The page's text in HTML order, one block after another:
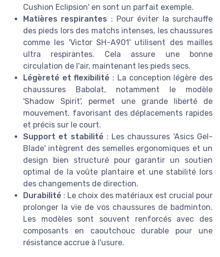
Cushion Eclipsion' en sont un parfait exemple.
Matières respirantes : Pour éviter la surchauffe
des pieds lors des matchs intenses, les chaussures
comme les 'Victor SH-A901' utilisent des mailles
ultra respirantes. Cela assure une bonne
circulation de l'air, maintenant les pieds secs.
Légèreté et flexibilité : La conception légère des
chaussures Babolat, notamment le modèle
'Shadow Spirit', permet une grande liberté de
mouvement, favorisant des déplacements rapides
et précis sur le court.
Support et stabilité : Les chaussures 'Asics Gel-
Blade' intègrent des semelles ergonomiques et un
design bien structuré pour garantir un soutien
optimal de la voûte plantaire et une stabilité lors
des changements de direction.
Durabilité : Le choix des matériaux est crucial pour
prolonger la vie de vos chaussures de badminton.
Les modèles sont souvent renforcés avec des
composants en caoutchouc durable pour une
résistance accrue à l'usure.